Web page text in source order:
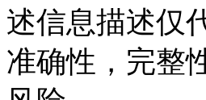
述信息描述仅
准确性，完整